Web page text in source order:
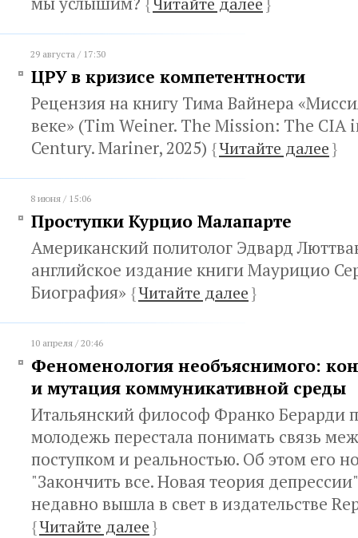
29 августа / 17:30
ЦРУ в кризисе компетентности
Рецензия на книгу Тима Вайнера
веке» (Tim Weiner. The Mission: The CIA
Century. Mariner, 2025) {Читайте далее}
8 июня / 15:06
Проступки Курцио Малапарте
Американский политолог Эдвард
английское издание книги Маурицио
Биография» {Читайте далее}
10 апреля / 20:46
Феноменология необъяснимого:
и мутация коммуникативной среды
Итальянский философ Франко Берарди
молодежь перестала понимать связь
поступком и реальностью. Об этом его
"Закончить все. Новая теория
недавно вышла в свет в издательстве
{Читайте далее}